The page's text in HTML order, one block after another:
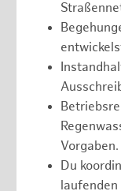
Vorgaben.
Du
laufenden